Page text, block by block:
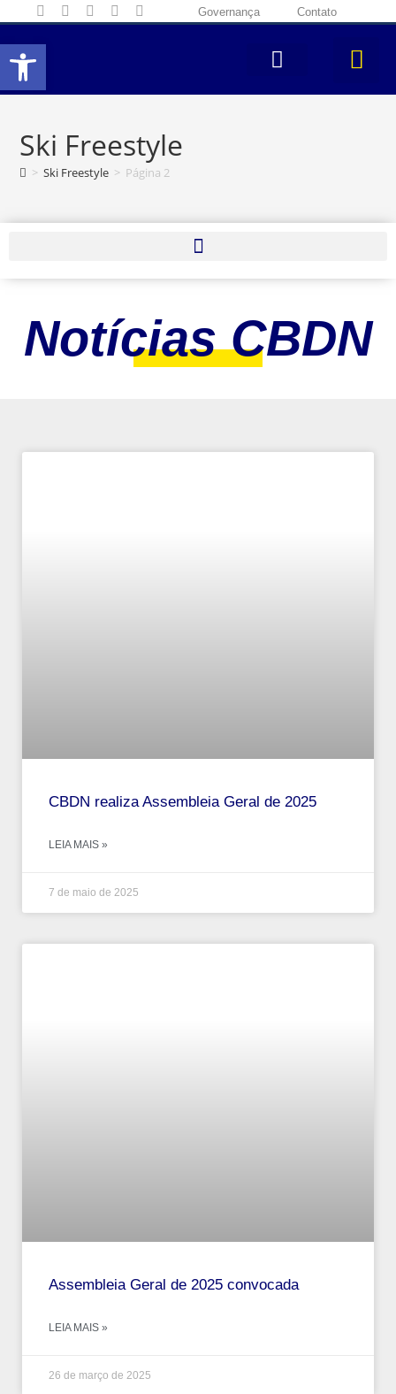
Abrir a barra de ferramentas
Governança Contato
Ski Freestyle
> Ski Freestyle > Página 2
Notícias CBDN
CBDN realiza Assembleia Geral de 2025
LEIA MAIS »
7 de maio de 2025
Assembleia Geral de 2025 convocada
LEIA MAIS »
26 de março de 2025